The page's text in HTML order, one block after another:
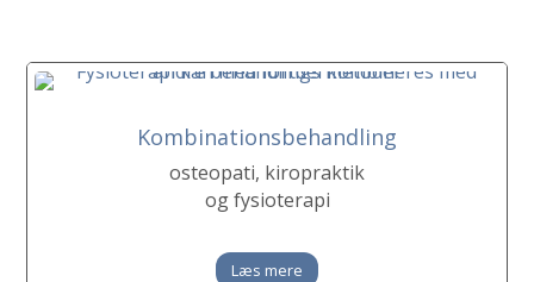
Kombinationsbehandling
osteopati, kiropraktik
og fysioterapi
Læs mere